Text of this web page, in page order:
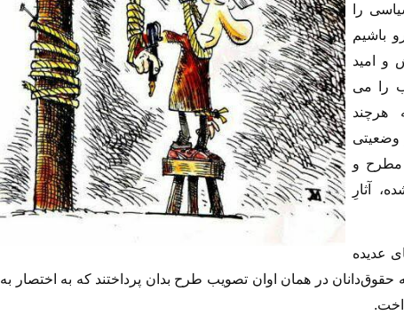
را
باشیم
و امید
را مى
هرچند
وضعیتى
مطرح و
آثارِ
عدیده
در‌‌ همان اوان تصویب طرح بدان پرداختند که به اختصار به